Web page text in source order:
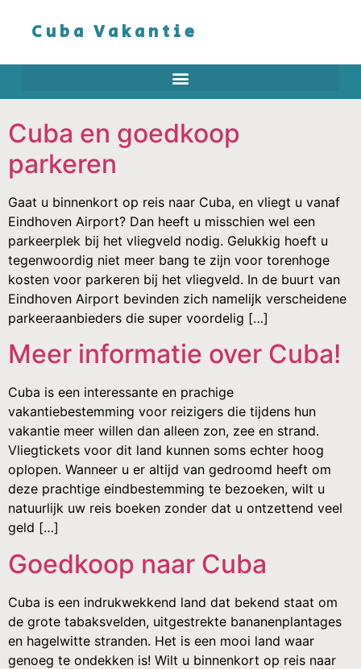
Cuba Vakantie
Cuba en goedkoop
parkeren
Gaat u binnenkort op reis naar Cuba, en vliegt u vanaf
Eindhoven Airport? Dan heeft u misschien wel een
parkeerplek bij het vliegveld nodig. Gelukkig hoeft u
tegenwoordig niet meer bang te zijn voor torenhoge
kosten voor parkeren bij het vliegveld. In de buurt van
Eindhoven Airport bevinden zich namelijk verscheidene
parkeeraanbieders die super voordelig […]
Meer informatie over Cuba!
Cuba is een interessante en prachige
vakantiebestemming voor reizigers die tijdens hun
vakantie meer willen dan alleen zon, zee en strand.
Vliegtickets voor dit land kunnen soms echter hoog
oplopen. Wanneer u er altijd van gedroomd heeft om
deze prachtige eindbestemming te bezoeken, wilt u
natuurlijk uw reis boeken zonder dat u ontzettend veel
geld […]
Goedkoop naar Cuba
Cuba is een indrukwekkend land dat bekend staat om
de grote tabaksvelden, uitgestrekte bananenplantages
en hagelwitte stranden. Het is een mooi land waar
genoeg te ondekken is! Wilt u binnenkort op reis naar